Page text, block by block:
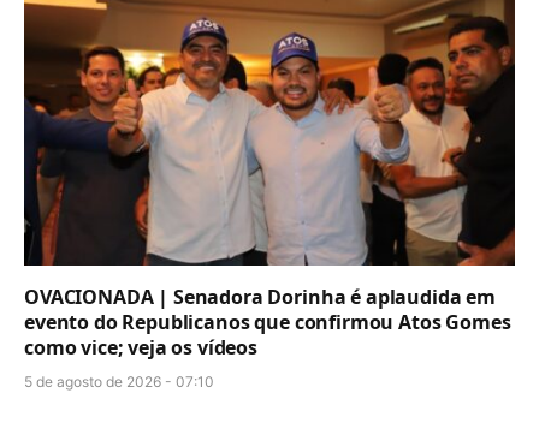
OVACIONADA | Senadora Dorinha é aplaudida em
evento do Republicanos que confirmou Atos Gomes
como vice; veja os vídeos
5 de agosto de 2026 - 07:10